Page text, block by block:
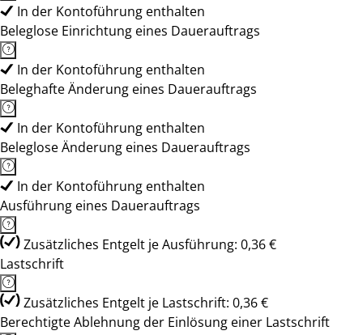
In der Kontoführung enthalten
Beleglose Einrichtung eines Dauerauftrags
In der Kontoführung enthalten
Beleghafte Änderung eines Dauerauftrags
In der Kontoführung enthalten
Beleglose Änderung eines Dauerauftrags
In der Kontoführung enthalten
Ausführung eines Dauerauftrags
Zusätzliches Entgelt je Ausführung: 0,36 €
Lastschrift
Zusätzliches Entgelt je Lastschrift: 0,36 €
Berechtigte Ablehnung der Einlösung einer Lastschrift